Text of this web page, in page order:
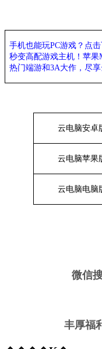
手机也能玩PC游戏？点
秒变高配游戏主机 ！苹果
热门端游和3A大作， 尽享
云电脑安卓
云电脑苹果
云电脑电脑
微信
丰厚福